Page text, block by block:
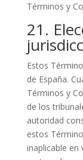
Términos y
21.
Estos
de España.
Términos y
de los
autoridad
estos
inaplicable en